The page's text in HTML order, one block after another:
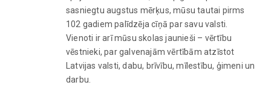
sasniegtu augstus mērķus, mūsu tautai pirms
102 gadiem palīdzēja cīņā par savu valsti.
Vienoti ir arī mūsu skolas jaunieši – vērtību
vēstnieki, par galvenajām vērtībām atzīstot
Latvijas valsti, dabu, brīvību, mīlestību, ģimeni un
darbu.